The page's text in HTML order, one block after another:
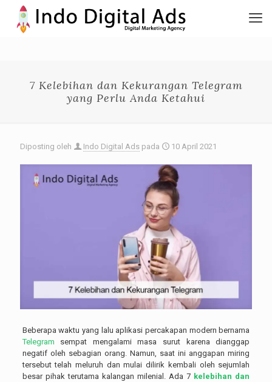
7 Kelebihan dan Kekurangan Telegram
yang Perlu Anda Ketahui
Diposting oleh Indo Digital Ads pada 10 April 2021
Beberapa waktu yang lalu aplikasi percakapan modern bernama
Telegram sempat mengalami masa surut karena dianggap
negatif oleh sebagian orang. Namun, saat ini anggapan miring
tersebut telah meluruh dan mulai dilirik kembali oleh sejumlah
besar pihak terutama kalangan milenial. Ada 7 kelebihan dan